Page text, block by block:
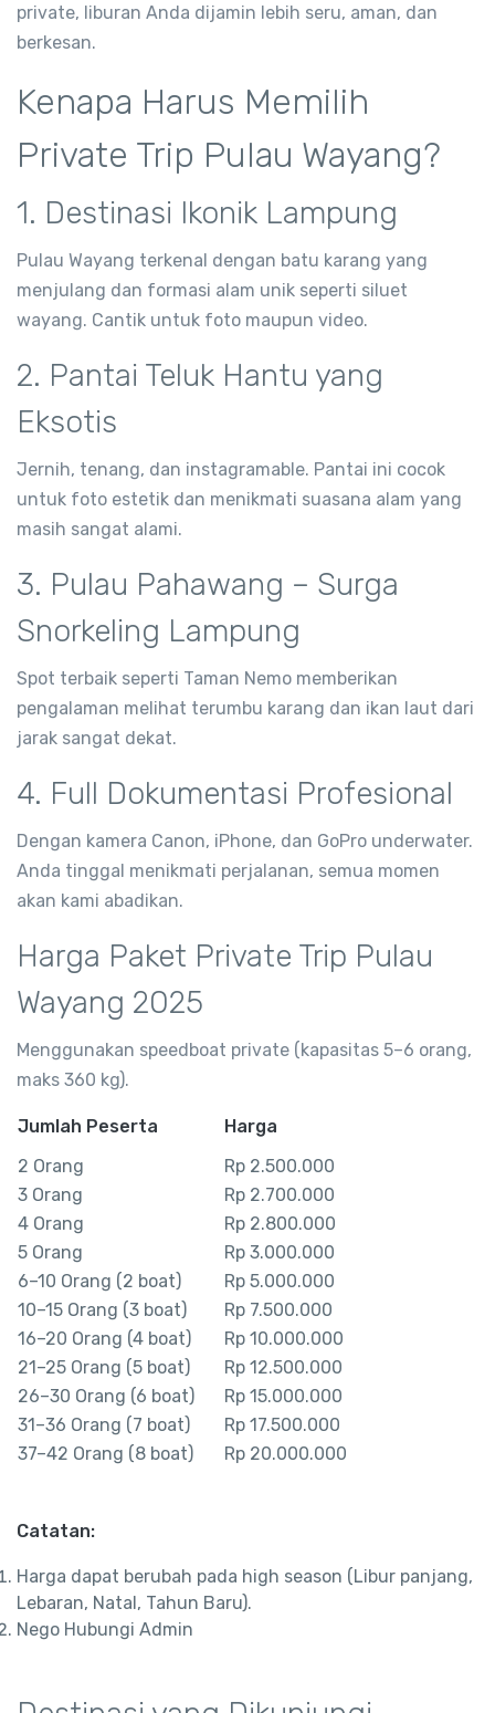
private, liburan Anda dijamin lebih seru, aman, dan
berkesan.
Kenapa Harus Memilih
Private Trip Pulau Wayang?
1. Destinasi Ikonik Lampung
Pulau Wayang terkenal dengan batu karang yang
menjulang dan formasi alam unik seperti siluet
wayang. Cantik untuk foto maupun video.
2. Pantai Teluk Hantu yang
Eksotis
Jernih, tenang, dan instagramable. Pantai ini cocok
untuk foto estetik dan menikmati suasana alam yang
masih sangat alami.
3. Pulau Pahawang – Surga
Snorkeling Lampung
Spot terbaik seperti Taman Nemo memberikan
pengalaman melihat terumbu karang dan ikan laut dari
jarak sangat dekat.
4. Full Dokumentasi Profesional
Dengan kamera Canon, iPhone, dan GoPro underwater.
Anda tinggal menikmati perjalanan, semua momen
akan kami abadikan.
Harga Paket Private Trip Pulau
Wayang 2025
Menggunakan speedboat private (kapasitas 5–6 orang,
maks 360 kg).
Jumlah Peserta
Harga
2 Orang
Rp 2.500.000
3 Orang
Rp 2.700.000
4 Orang
Rp 2.800.000
5 Orang
Rp 3.000.000
6–10 Orang (2 boat)
Rp 5.000.000
10–15 Orang (3 boat)
Rp 7.500.000
16–20 Orang (4 boat)
Rp 10.000.000
21–25 Orang (5 boat)
Rp 12.500.000
26–30 Orang (6 boat)
Rp 15.000.000
31–36 Orang (7 boat)
Rp 17.500.000
37–42 Orang (8 boat)
Rp 20.000.000
Catatan:
Harga dapat berubah pada high season (Libur panjang,
Lebaran, Natal, Tahun Baru).
Nego Hubungi Admin